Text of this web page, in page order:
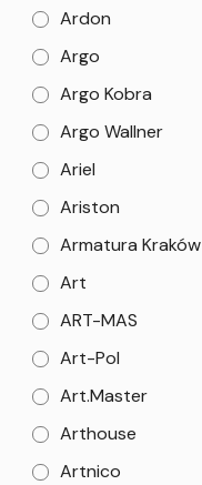
Ardon
Argo
Argo Kobra
Argo Wallner
Ariel
Ariston
Armatura Kraków
Art
ART-MAS
Art-Pol
Art.Master
Arthouse
Artnico